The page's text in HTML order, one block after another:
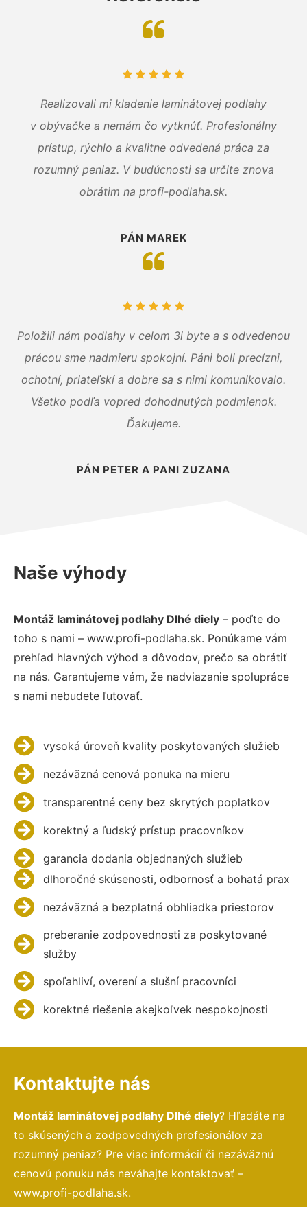
Realizovali mi kladenie laminátovej podlahy
v obývačke a nemám čo vytknúť. Profesionálny
prístup, rýchlo a kvalitne odvedená práca za
rozumný peniaz. V budúcnosti sa určite znova
obrátim na profi-podlaha.sk.
PÁN MAREK
Položili nám podlahy v celom 3i byte a s odvedenou
prácou sme nadmieru spokojní. Páni boli precízni,
ochotní, priateľskí a dobre sa s nimi komunikovalo.
Všetko podľa vopred dohodnutých podmienok.
Ďakujeme.
PÁN PETER A PANI ZUZANA
Naše výhody
Montáž laminátovej podlahy Dlhé diely – poďte do
toho s nami – www.profi-podlaha.sk. Ponúkame vám
prehľad hlavných výhod a dôvodov, prečo sa obrátiť
na nás. Garantujeme vám, že nadviazanie spolupráce
s nami nebudete ľutovať.
vysoká úroveň kvality poskytovaných služieb
nezáväzná cenová ponuka na mieru
transparentné ceny bez skrytých poplatkov
korektný a ľudský prístup pracovníkov
garancia dodania objednaných služieb
dlhoročné skúsenosti, odbornosť a bohatá prax
nezáväzná a bezplatná obhliadka priestorov
preberanie zodpovednosti za poskytované
služby
spoľahliví, overení a slušní pracovníci
korektné riešenie akejkoľvek nespokojnosti
Kontaktujte nás
Montáž laminátovej podlahy Dlhé diely? Hľadáte na
to skúsených a zodpovedných profesionálov za
rozumný peniaz? Pre viac informácií či nezáväznú
cenovú ponuku nás neváhajte kontaktovať –
www.profi-podlaha.sk.